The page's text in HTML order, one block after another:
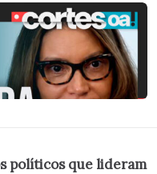
políticos que lideram